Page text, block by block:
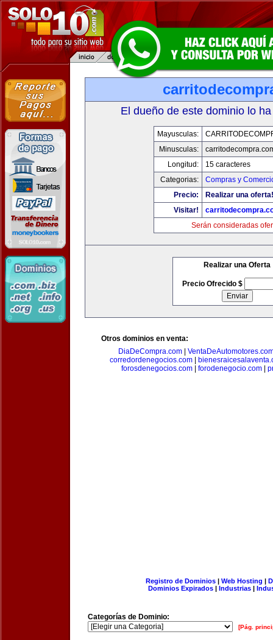
El dueño de este dominio lo
Mayusculas:
Minusculas:
Longitud:
15 caracteres
Categorias:
Compras y
Precio:
Realizar una oferta!
Visitar!
Serán consideradas
Realizar una Oferta
Precio Ofrecido $
Otros dominios en venta:
DiaDeCompra.com|
corredordenegocios.com
forosdenegocios.com
forodenegocio.com
Registro de Dominios| Web Hosting |
Dominios Expirados | Industrias |
Categorías de Dominio:
[Pág.